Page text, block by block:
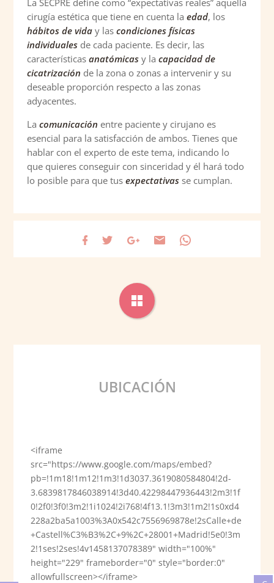
La SECPRE define como “expectativas reales” aquella
cirugía estética que tiene en cuenta la edad, los
hábitos de viday lascondiciones físicas
individualesde cada paciente. Es decir, las
características anatómicas y la capacidad de
cicatrización de la zona o zonas a intervenir y su
deseable proporción respecto a las zonas
adyacentes.
La comunicación entre paciente y cirujano es
esencial para la satisfacción de ambos. Tienes que
hablar con el experto de este tema, indicando lo
que quieres conseguir con sinceridad y él hará todo
lo posible para que tus expectativasse cumplan.
UBICACIÓN
<iframe
src="https://www.google.com/maps/embed?
pb=!1m18!1m12!1m3!1d3037.3619080584804!2d-
3.6839817846038914!3d40.42298447936443!2m3!1f
0!2f0!3f0!3m2!1i1024!2i768!4f13.1!3m3!1m2!1s0xd4
228a2ba5a1003%3A0x542c7556969878e!2sCalle+de
+Castell%C3%B3%2C+9%2C+28001+Madrid!5e0!3m
2!1ses!2ses!4v1458137078389" width="100%"
height="229" frameborder="0" style="border:0"
allowfullscreen></iframe>